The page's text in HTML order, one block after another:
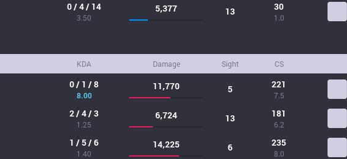
0 / 4 / 14
3.50
5,377 13 30
1.0
KDA Damage Sight CS
0 / 1 / 8
8.00
11,770 5 221
7.5
2 / 4 / 3
1.25
6,724 13 181
6.2
1 / 5 / 6
1.40
14,225 6 235
8.0